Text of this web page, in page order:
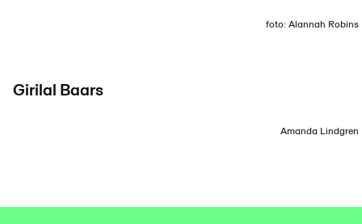
foto: Alannah Robins
Girilal Baars
Amanda Lindgren